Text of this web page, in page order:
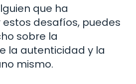
que ha
desafíos, puedes
sobre la
la autenticidad y la
mismo.